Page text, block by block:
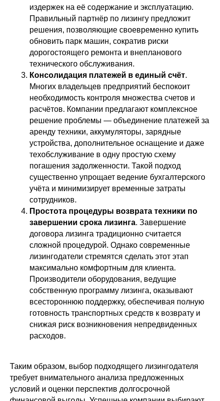
издержек на её содержание и эксплуатацию.
Правильный партнёр по лизингу предложит
решения, позволяющие своевременно купить
обновить парк машин, сократив риски
дорогостоящего ремонта и внепланового
технического обслуживания.
Консолидация платежей в единый счёт.
Многих владельцев предприятий беспокоит
необходимость контроля множества счетов и
расчётов. Компании предлагают комплексное
решение проблемы — объединение платежей за
аренду техники, аккумуляторы, зарядные
устройства, дополнительное оснащение и даже
техобслуживание в одну простую схему
погашения задолженности. Такой подход
существенно упрощает ведение бухгалтерского
учёта и минимизирует временные затраты
сотрудников.
Простота процедуры возврата техники по
завершении срока лизинга. Завершение
договора лизинга традиционно считается
сложной процедурой. Однако современные
лизингодатели стремятся сделать этот этап
максимально комфортным для клиента.
Производители оборудования, ведущие
собственную программу лизинга, оказывают
всестороннюю поддержку, обеспечивая полную
готовность транспортных средств к возврату и
снижая риск возникновения непредвиденных
расходов.
Таким образом, выбор подходящего лизингодателя
требует внимательного анализа предложенных
условий и оценки перспектив долгосрочной